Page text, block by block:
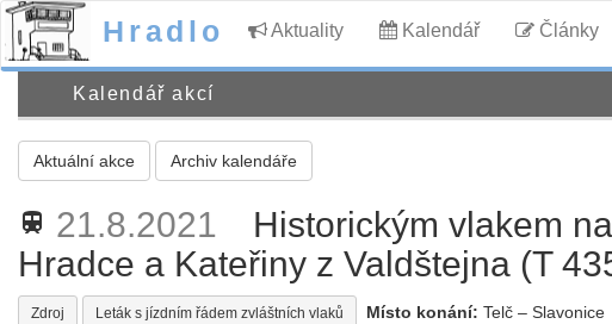
Hradlo Aktuality Kalendář Články
Kalendář akcí
Aktuální akce Archiv kalendáře
train 21.8.2021
Historickým vlakem
Hradce a Kateřiny z Valdštejna (T
Zdroj Leták s jízdním řádem zvláštních vlaků Místo konání: Telč – Slavonice